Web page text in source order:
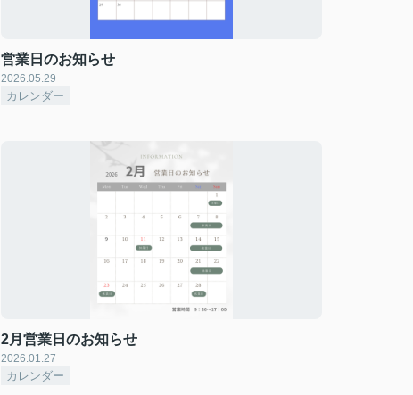
営業日のお知らせ
2026.05.29
カレンダー
2月営業日のお知らせ
2026.01.27
カレンダー